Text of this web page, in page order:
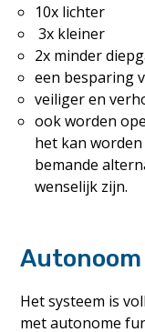
10x lichter
3x kleiner
2x minder
een besparing
veiliger en
ook worden
het kan worden
bemande
wenselijk zijn.
Het systeem is
met autonome